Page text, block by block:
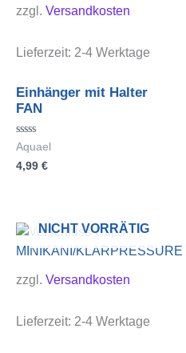
zzgl. Versandkosten
Lieferzeit: 2-4 Werktage
Einhänger mit Halter
FAN
Bewertet
mit
0
Aquael
4,99 €
NICHT VORRÄTIG
zzgl. Versandkosten
Lieferzeit: 2-4 Werktage